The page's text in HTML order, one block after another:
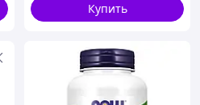
Купить